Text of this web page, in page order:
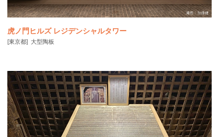
虎ノ門ヒルズ レジデンシャルタワー
[東京都] 大型陶板